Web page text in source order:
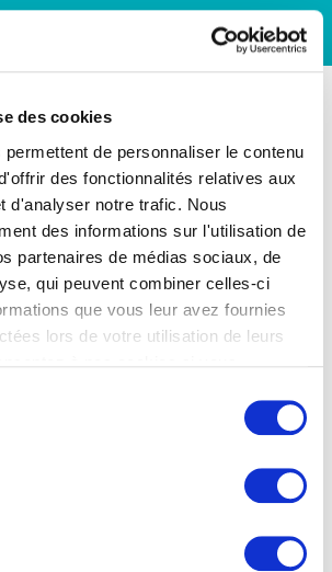
des cookies
de personnaliser le contenu
des fonctionnalités relatives aux
d'analyser notre trafic. Nous
des informations sur l'utilisation de
partenaires de médias sociaux, de
qui peuvent combiner celles-ci
que vous leur avez fournies
lors de votre utilisation de leurs